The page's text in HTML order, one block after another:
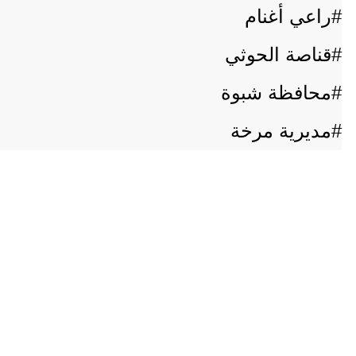
#راعي أغنام
#قناصة الحوثي
#محافظة شبوة
#مديرية مرخة